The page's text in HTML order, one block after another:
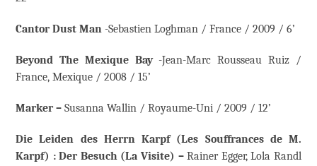
Cantor Dust Man -Sebastien Loghman / France / 2009 / 6’
Beyond The Mexique Bay-Jean-Marc Rousseau Ruiz /
France, Mexique / 2008 / 15’
Marker – Susanna Wallin / Royaume-Uni / 2009 / 12’
Die Leiden des Herrn Karpf (Les Souffrances de M.
Karpf) : Der Besuch (La Visite) –Rainer Egger, Lola Randl